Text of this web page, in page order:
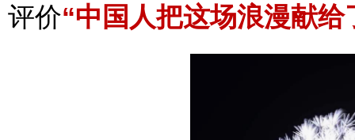
评价“中国人把这场浪漫献给